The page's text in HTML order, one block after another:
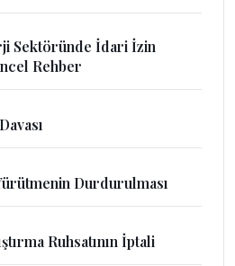
Sektöründe İdari İzin
Rehber
Durdurulması
Ruhsatının İptali